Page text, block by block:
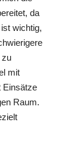
da
wichtig,
zu
mit
Einsätze
Raum.